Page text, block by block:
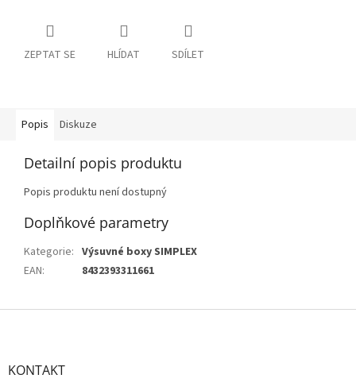
ZEPTAT SE HLÍDAT SDÍLET
Popis Diskuze
Detailní popis produktu
Popis produktu není dostupný
Doplňkové parametry
Kategorie: Výsuvné boxy SIMPLEX
EAN: 8432393311661
Z
KONTAKT